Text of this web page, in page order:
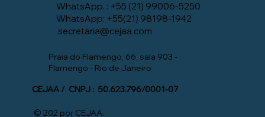
WhatsApp. : +55 (21) 99006-5250
WhatsApp: +55(21) 98198-1942
secretaria@cejaa.com
Praia do Flamengo, 66, sala 903 -
Flamengo - Rio de Janeiro
CEJAA / CNPJ : 50.623.796/0001-07
© 202 por CEJAA.